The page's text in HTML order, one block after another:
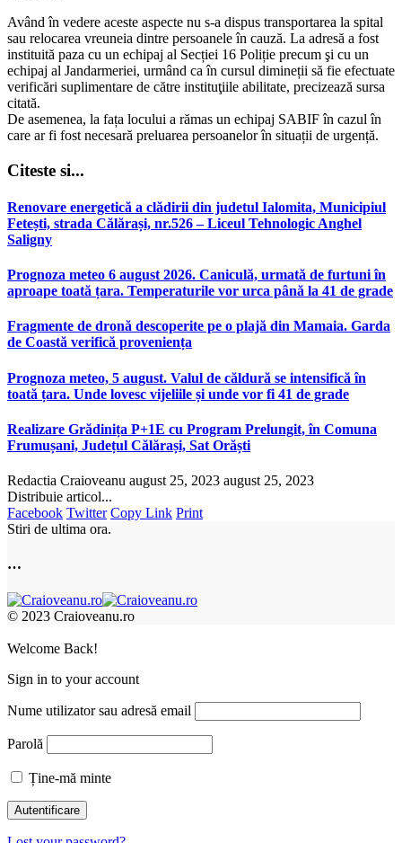
Având în vedere aceste aspecte nu s-a dispus transportarea la spital
sau relocarea vreuneia dintre persoanele în cauză. La adresă a fost
instituită paza cu un echipaj al Secției 16 Poliție precum şi cu un
echipaj al Jandarmeriei, urmând ca în cursul dimineții să fie efectuate
verificări suplimentare de către instituţiile abilitate, precizează sursa
citată.
De asemenea, la fața locului a rămas un echipaj SABIF în cazul în
care ar fi fost necesară preluarea persoanelor în situații de urgență.
Citeste si...
Renovare energetică a clădirii din judetul Ialomita, Municipiul
Fetești, strada Călărași, nr.526 – Liceul Tehnologic Anghel
Saligny
Prognoza meteo 6 august 2026. Caniculă, urmată de furtuni în
aproape toată țara. Temperaturile vor urca până la 41 de grade
Fragmente de dronă descoperite pe o plajă din Mamaia. Garda
de Coastă verifică proveniența
Prognoza meteo, 5 august. Valul de căldură se intensifică în
toată țara. Unde lovesc vijeliile și unde vor fi 41 de grade
Realizare Grădinița P+1E cu Program Prelungit, în Comuna
Frumușani, Județul Călărași, Sat Orăști
Redactia Craioveanu august 25, 2023 august 25, 2023
Distribuie articol...
Facebook Twitter Copy Link Print
Stiri de ultima ora.
…
© 2023 Craioveanu.ro
Welcome Back!
Sign in to your account
Nume utilizator sau adresă email
Parolă
Ține-mă minte